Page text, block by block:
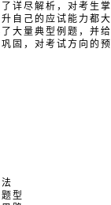
详尽解析，对考生掌
自己的应试能力都大
大量典型例题，并给
固，对考试方向的预
型